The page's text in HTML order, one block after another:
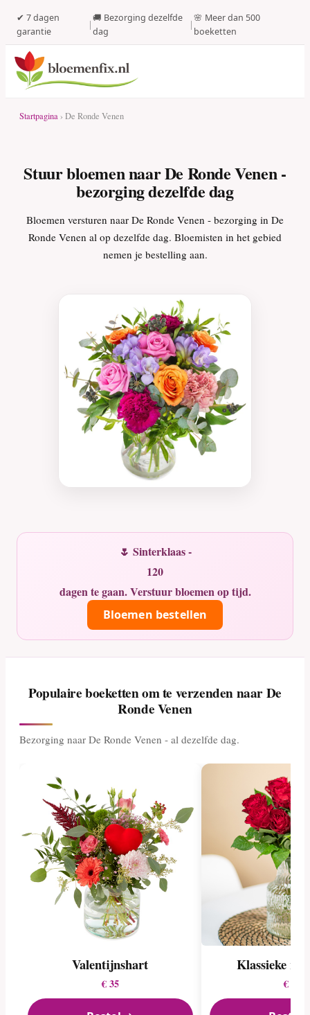
✔ 7 dagen
garantie
|
🚚 Bezorging dezelfde
dag
|
🌸 Meer dan 500
boeketten
Startpagina › De Ronde Venen
Stuur bloemen naar De Ronde Venen -
bezorging dezelfde dag
Bloemen versturen naar De Ronde Venen - bezorging in De
Ronde Venen al op dezelfde dag. Bloemisten in het gebied
nemen je bestelling aan.
🌷 Sinterklaas -
120
dagen te gaan. Verstuur bloemen op tijd.
Bloemen bestellen
Populaire boeketten om te verzenden naar De
Ronde Venen
Bezorging naar De Ronde Venen - al dezelfde dag.
Valentijnshart
€ 35
Klassieke
€ 25